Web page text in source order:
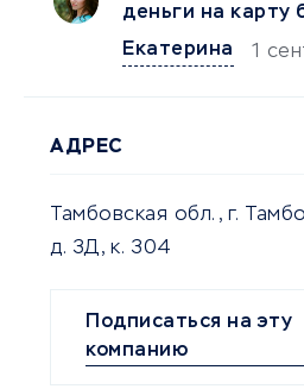
деньги на карту
Екатерина
1
АДРЕС
Тамбовская обл., г.
д. 3Д, к. 304
Подписаться на эту
компанию